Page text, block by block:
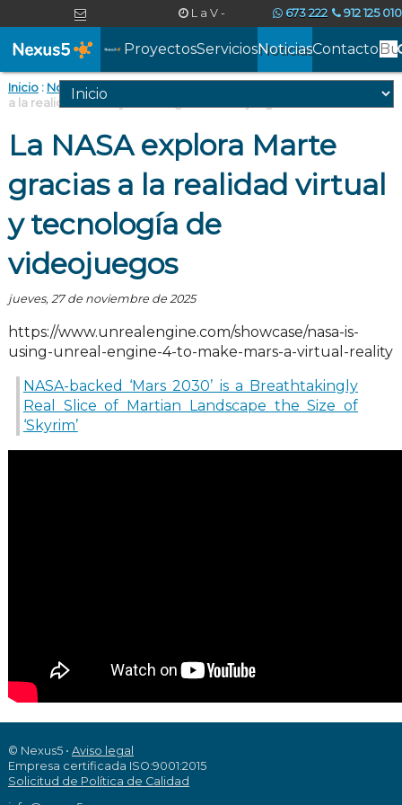
Soluciones
informáticas
profesionales
para
empresas,
desde
ProyectosServiciosNoticiasContacto
info@nexus5.com
L a V -
9:00 a 19:00
673 222
068
912 125 010
/ 607 533 577
Inicio: Noticias :
a la realidad virtual y tecnología de videojuegos
La NASA explora Marte
gracias a la realidad virtual
y tecnología de
videojuegos
jueves, 27 de noviembre de 2025
https://www.unrealengine.com/showcase/nasa-is-
using-unreal-engine-4-to-make-mars-a-virtual-reality
NASA-backed ‘Mars 2030’ is a Breathtakingly
Real Slice of Martian Landscape the Size of
‘Skyrim’
© Nexus5 • Aviso legal
Empresa certificada ISO:9001:2015
Solicitud de Política de Calidad